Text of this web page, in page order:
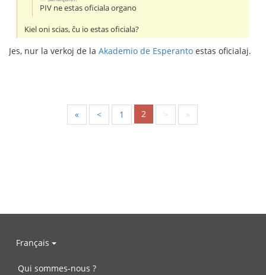
PIV ne estas oficiala organo
Kiel oni scias, ĉu io estas oficiala?
Jes, nur la verkoj de la Akademio de Esperanto estas oficialaj.
« < 1 2 > »
Français
Qui sommes-nous ?